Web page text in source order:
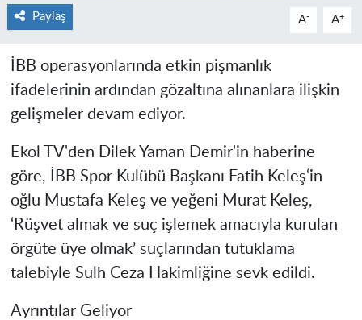
Paylaş A- A+
İBB operasyonlarında etkin pişmanlık
ifadelerinin ardından gözaltına alınanlara ilişkin
gelişmeler devam ediyor.
Ekol TV'den Dilek Yaman Demir'in haberine
göre, İBB Spor Kulübü Başkanı Fatih Keleş‘in
oğlu Mustafa Keleş ve yeğeni Murat Keleş,
‘Rüşvet almak ve suç işlemek amacıyla kurulan
örgüte üye olmak’ suçlarından tutuklama
talebiyle Sulh Ceza Hakimliğine sevk edildi.
Ayrıntılar Geliyor